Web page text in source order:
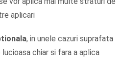
aplicari
, in unele cazuri suprafata
chiar si fara a aplica